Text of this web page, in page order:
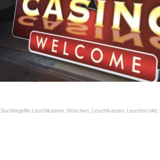
Suchbegriffe:Leuchtkasten, München, Leuchtkästen,